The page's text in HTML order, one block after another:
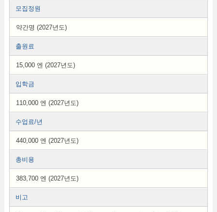
모집정원
약간명 (2027년도)
출원료
15,000 엔 (2027년도)
입학금
110,000 엔 (2027년도)
수업료/년
440,000 엔 (2027년도)
총비용
383,700 엔 (2027년도)
비고